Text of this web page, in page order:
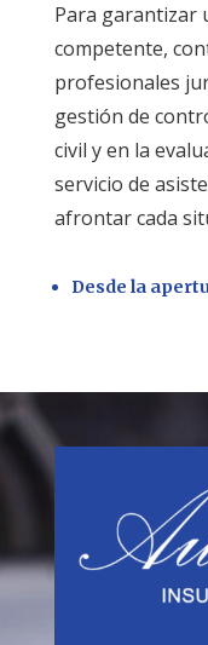
Para garantizar
competente,
profesionales
gestión de
civil y en la
servicio de
afrontar cada
Desde la